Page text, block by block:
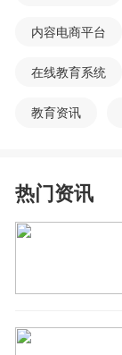
内容电商平台
在线教育系统
教育资讯
热门资讯